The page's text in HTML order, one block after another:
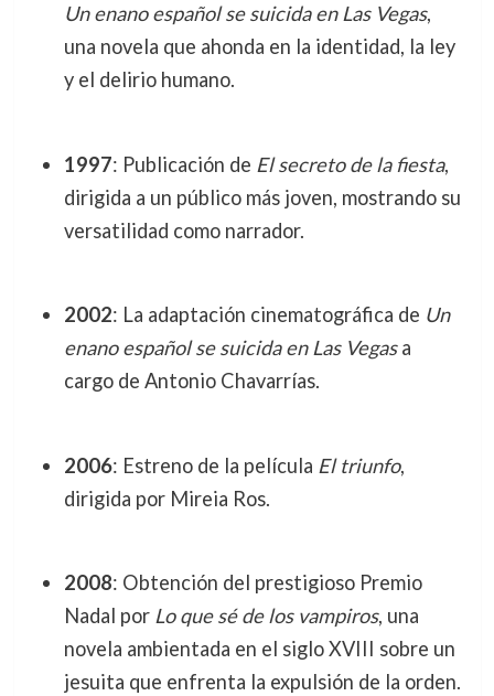
Un enano español se suicida en Las Vegas,
una novela que ahonda en la identidad, la ley
y el delirio humano.
1997: Publicación de El secreto de la fiesta,
dirigida a un público más joven, mostrando su
versatilidad como narrador.
2002: La adaptación cinematográfica de Un
enano español se suicida en Las Vegasa
cargo de Antonio Chavarrías.
2006: Estreno de la película El triunfo,
dirigida por Mireia Ros.
2008: Obtención del prestigioso Premio
Nadal por Lo que sé de los vampiros, una
novela ambientada en el siglo XVIII sobre un
jesuita que enfrenta la expulsión de la orden.